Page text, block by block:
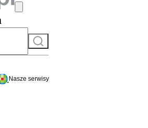
Szukaj
Nasze serwisy